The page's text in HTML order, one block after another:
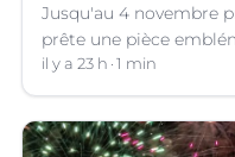
Jusqu'au 4 novembre
prête une pièce
Villeneuve-lez-Avignon
il y a 23 h 1 min